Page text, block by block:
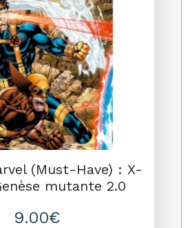
(Must-Have) : X-
mutante 2.0
9.00€